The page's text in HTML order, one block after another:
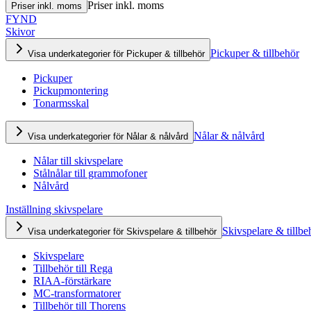
Priser inkl. moms Priser inkl. moms
FYND
Skivor
Visa underkategorier för Pickuper & tillbehör Pickuper & tillbehör
Pickuper
Pickupmontering
Tonarmsskal
Visa underkategorier för Nålar & nålvård Nålar & nålvård
Nålar till skivspelare
Stålnålar till grammofoner
Nålvård
Inställning skivspelare
Visa underkategorier för Skivspelare & tillbehör Skivspelare &
Skivspelare
Tillbehör till Rega
RIAA-förstärkare
MC-transformatorer
Tillbehör till Thorens